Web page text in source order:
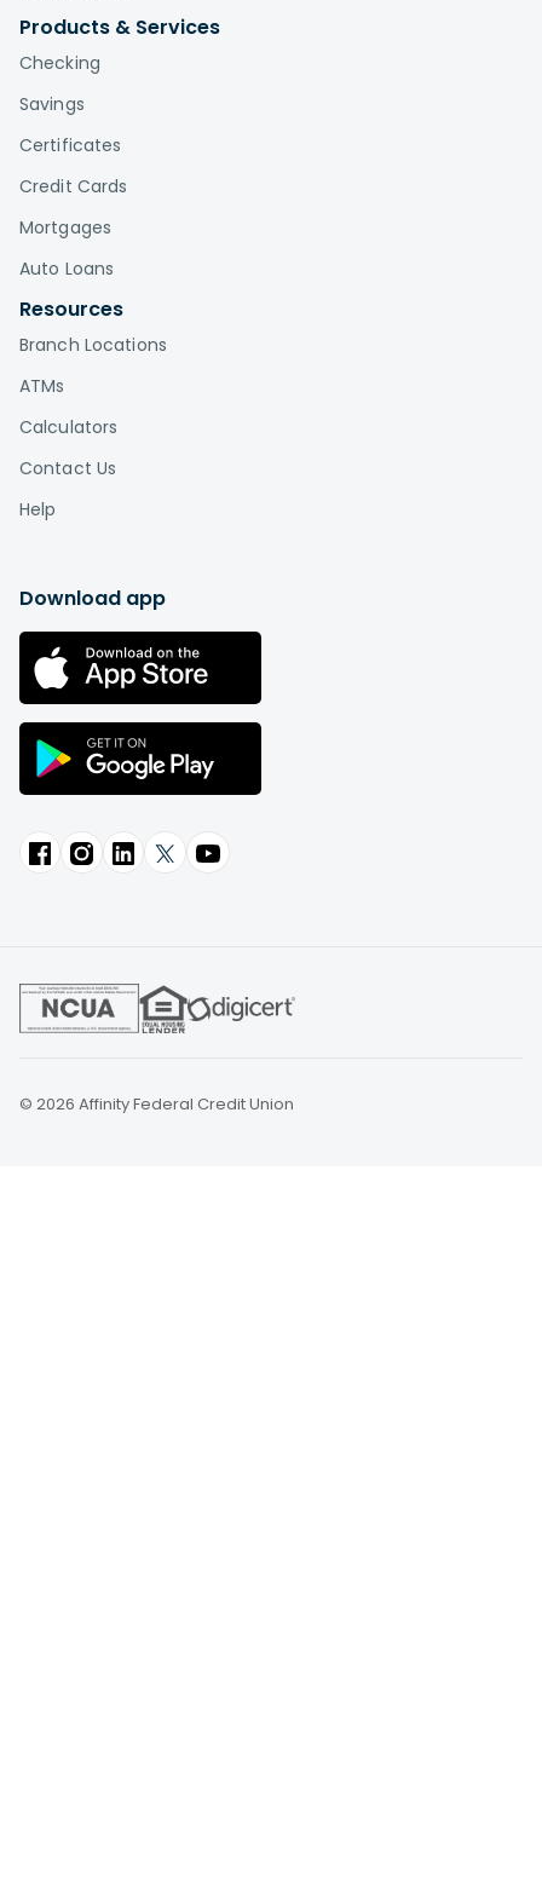
Products & Services
Checking
Savings
Certificates
Credit Cards
Mortgages
Auto Loans
Resources
Branch Locations
ATMs
Calculators
Contact Us
Help
Download app
© 2026 Affinity Federal Credit Union